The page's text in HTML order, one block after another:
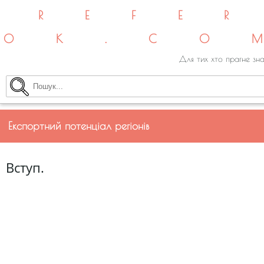
Для тих хто прагне
Експортний потенціал регіонів
Вступ.